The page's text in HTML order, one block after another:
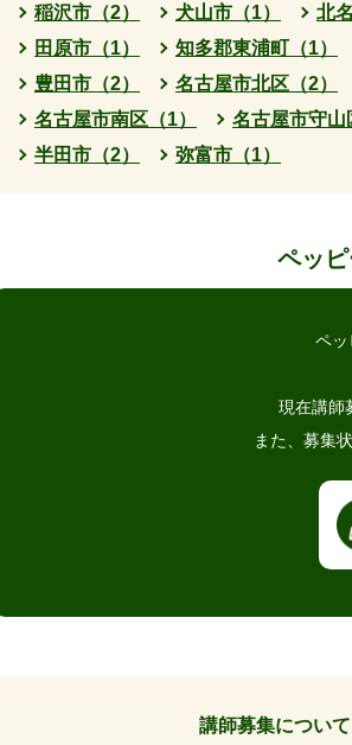
稲沢市（2）
犬山市（1） 北
田原市（1）
知多郡東浦町（1）
豊田市（2）
名古屋市北区（2）
名古屋市南区（1）
名古屋市守山
半田市（2）
弥富市（1）
ペッ
ペッ
現在講師
また、募集
講師募集について